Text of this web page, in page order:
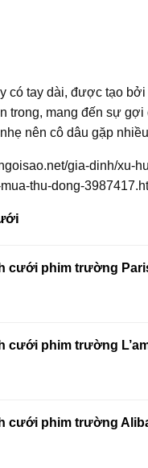
có tay dài, được tạo
trong, mang đến sự gợi
nên cô dâu gặp
gia-dinh/xu-
thu-dong-
cưới phim trường
cưới phim trường
cưới phim trường